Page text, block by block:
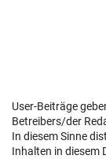
User-Beiträge
Betreibers/der
In diesem Sinne
Inhalten in diesem